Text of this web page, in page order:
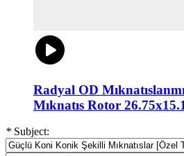
Radyal OD
Mıknatıs Rotor
* Subject: